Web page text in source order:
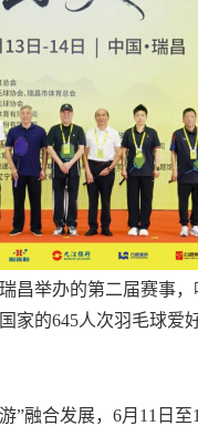
举办的第二届赛事，
家的645人次羽毛球爱
合发展，6月11日至